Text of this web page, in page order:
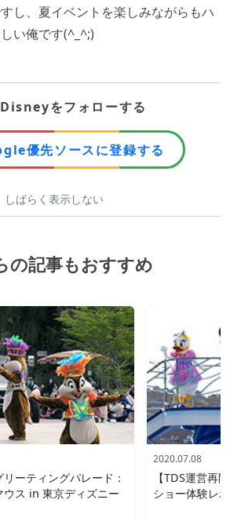
し、夏イベントを楽しみながらもハ
い俺です(^_^;)
をフォローする
優先ソースに登録する
しばらく表示しない
の記事もおすすめ
ーティングパレード：
ウス in 東京ディズニー
2020.07.08
【TDS運営再
ショー体験レポ